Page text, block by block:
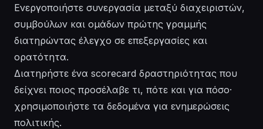
Ενεργοποιήστε συνεργασία μεταξύ διαχειριστών,
συμβούλων και ομάδων πρώτης γραμμής
διατηρώντας έλεγχο σε επεξεργασίες και
ορατότητα.
Διατηρήστε ένα scorecard δραστηριότητας που
δείχνει ποιος προσέλαβε τι, πότε και για πόσο·
χρησιμοποιήστε τα δεδομένα για ενημερώσεις
πολιτικής.